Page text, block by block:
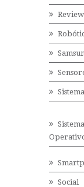
Review
Social